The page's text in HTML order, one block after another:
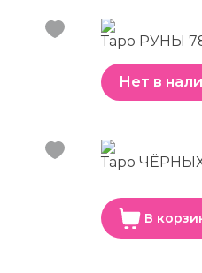
Таро РУНЫ
Нет в
Таро
В